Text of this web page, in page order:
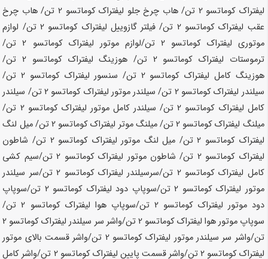
لیفتراک کوماتسو 2 تن / هاب چرخ جلو لیفتراک کوماتسو
/ هاب چرخ
عقب لیفتراک کوماتسو 2 تن / فیلتر گازوییل لیفتراک کوماتسو
/ لوازم
موتوری لیفتراک کوماتسو 2 تن /لوازم موتور لیفتراک کوماتسو
/
ترموستات لیفتراک کوماتسو 2 تن / هوزینگ لیفتراک کوماتسو
/
هوزینگ کامل لیفتراک کوماتسو 2 تن / سنسور لیفتراک کوماتسو
/
سیلندر لیفتراک کوماتسو 2 تن / سیلندر موتور لیفتراک کوماتسو
/ سیلندر
کامل لیفتراک کوماتسو
/ سیلندر کامل موتور لیفتراک کوماتسو 2 تن
/
میلنگ لیفتراک کوماتسو
/ میلنگ موتر لیفتراک کوماتسو
/ میل لنگ
لیفتراک کوماتسو
/ میل لنگ موتور لیفتراک کوماتسو 2 تن
/ شاطون
لیفتراک کوماتسو 2 تن / شاطون موتور لیفتراک کوماتسو
/سیم کشی
کامل لیفتراک کوماتسو 2 تن /سرسیلندر لیفتراک کوماتسو
/سر سیلندر
موتور لیفتراک کوماتسو
/سوپاپ دود لیفتراک کوماتسو 2 تن
/سوپاپ
دود موتور لیفتراک کوماتسو 2 تن /سوپاپ هوا لیفتراک کوماتسو
/
سوپاپ موتور هوا لیفتراک کوماتسو 2 تن /واشر سر سیلندر لیفتراک کوماتسو 2
تن/واشر سر سیلندر موتور لیفتراک کوماتسو 2 تن
/واشر قسمت بالای موتور
لیفتراک کوماتسو 2 تن /واشر قسمت پایین لیفتراک کوماتسو 2 تن /واشر کامل